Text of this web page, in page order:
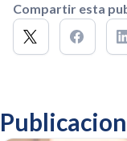
Compartir esta